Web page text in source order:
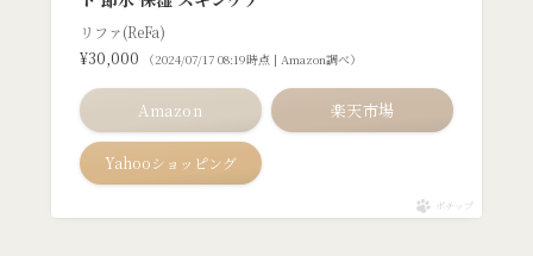
リファ(ReFa)
¥30,000
（2024/07/17 08:19時点 | Amazon調べ）
Amazon 楽天市場
Yahooショッピング
ポチップ